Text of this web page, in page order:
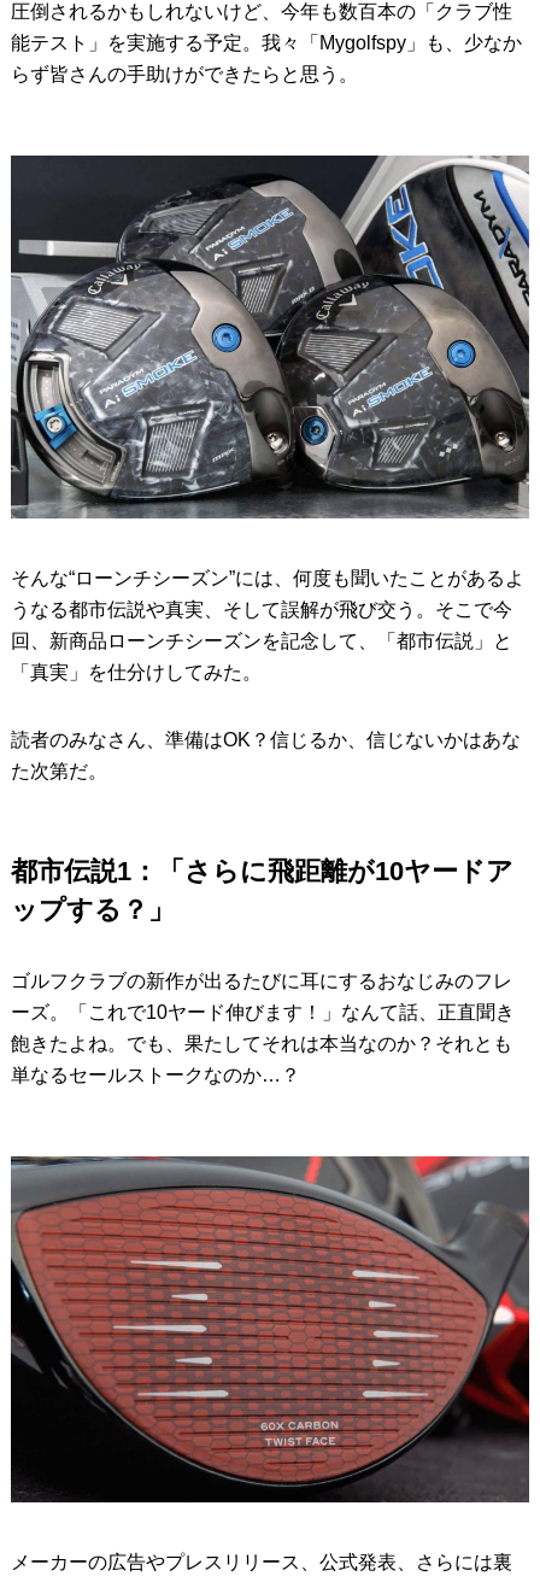
圧倒されるかもしれないけど、今年も数百本の「クラブ性
能テスト」を実施する予定。我々「Mygolfspy」も、少なか
らず皆さんの手助けができたらと思う。
そんな“ローンチシーズン”には、何度も聞いたことがあるよ
うなる都市伝説や真実、そして誤解が飛び交う。そこで今
回、新商品ローンチシーズンを記念して、「都市伝説」と
「真実」を仕分けしてみた。
読者のみなさん、準備はOK？信じるか、信じないかはあな
た次第だ。
都市伝説1：「さらに飛距離が10ヤードア
ップする？」
ゴルフクラブの新作が出るたびに耳にするおなじみのフレ
ーズ。「これで10ヤード伸びます！」なんて話、正直聞き
飽きたよね。でも、果たしてそれは本当なのか？それとも
単なるセールストークなのか…？
メーカーの広告やプレスリリース、公式発表、さらには裏
OTHER その他
Editor’s Picks 編集部のおすすめ
私たちの使命
ABOUT US MyGolfSpyJapanとは？